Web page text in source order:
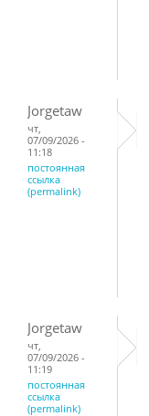
Jorgetaw
чт,
07/09/2026 -
11:18
постоянная
ссылка
(permalink)
Jorgetaw
чт,
07/09/2026 -
11:19
постоянная
ссылка
(permalink)